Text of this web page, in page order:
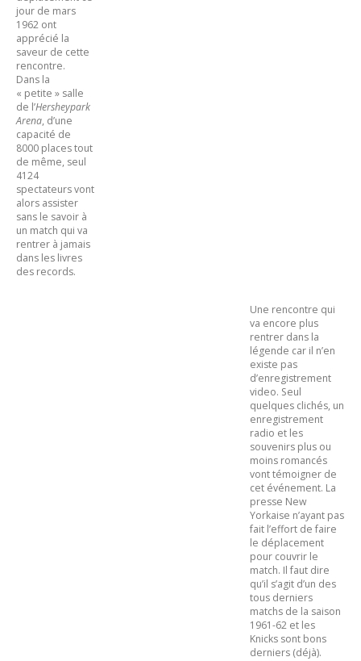
jour de mars
1962 ont
apprécié la
saveur de cette
rencontre.
Dans la
« petite » salle
de l’Hersheypark
Arena, d’une
capacité de
8000 places tout
de même, seul
4124
spectateurs vont
alors assister
sans le savoir à
un match qui va
rentrer à jamais
dans les livres
des records.
Une rencontre qui
va encore plus
rentrer dans la
légende car il n’en
existe pas
d’enregistrement
video. Seul
quelques clichés, un
enregistrement
radio et les
souvenirs plus ou
moins romancés
vont témoigner de
cet événement. La
presse New
Yorkaise n’ayant pas
fait l’effort de faire
le déplacement
pour couvrir le
match. Il faut dire
qu’il s’agit d’un des
tous derniers
matchs de la saison
1961-62 et les
Knicks sont bons
derniers (déjà).